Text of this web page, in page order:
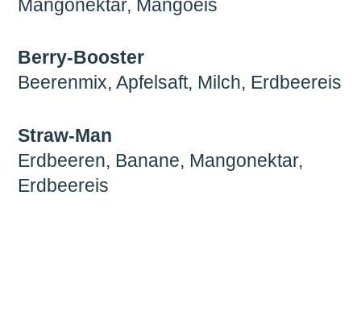
Mangonektar, Mangoeis
Berry-Booster
Beerenmix, Apfelsaft, Milch, Erdbeereis
Straw-Man
Erdbeeren, Banane, Mangonektar,
Erdbeereis